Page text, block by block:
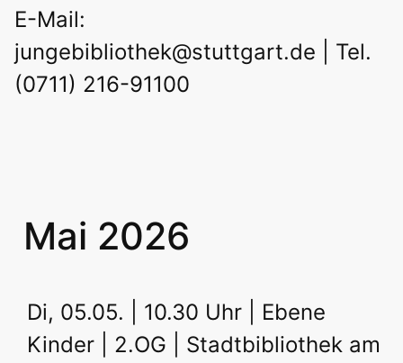
E-Mail:
jungebibliothek@stuttgart.de | Tel.
(0711) 216-91100
Mai 2026
Di, 05.05. | 10.30 Uhr | Ebene
Kinder | 2.OG | Stadtbibliothek am